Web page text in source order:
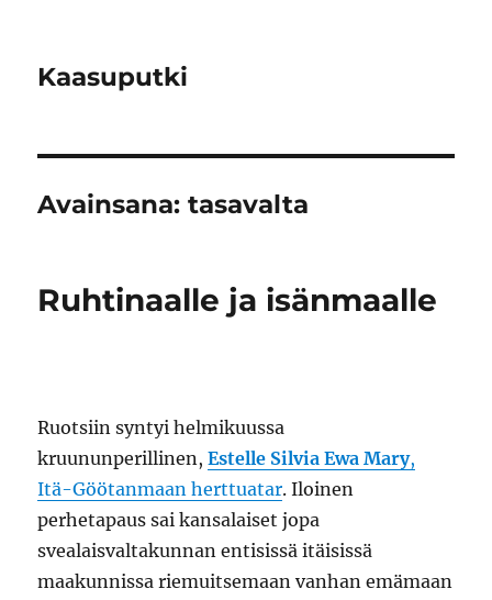
Kaasuputki
Avainsana:tasavalta
Ruhtinaalle ja isänmaalle
Ruotsiin syntyi helmikuussa
kruununperillinen,Estelle Silvia Ewa Mary,
Itä-Göötanmaan herttuatar. Iloinen
perhetapaus sai kansalaiset jopa
svealaisvaltakunnan entisissä itäisissä
maakunnissa riemuitsemaan vanhan emämaan